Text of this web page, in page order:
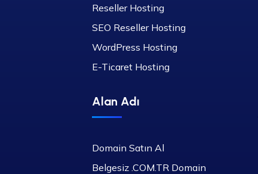
Reseller Hosting
SEO Reseller Hosting
WordPress Hosting
E-Ticaret Hosting
Alan Adı
Domain Satın Al
Belgesiz .COM.TR Domain